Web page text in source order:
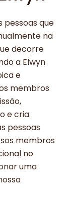
pessoas que
na
decorre
a Elwyn
e
membros
e cria
pessoas
membros
no
uma